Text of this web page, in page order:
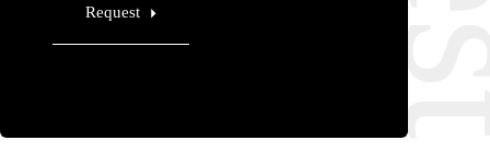
Request